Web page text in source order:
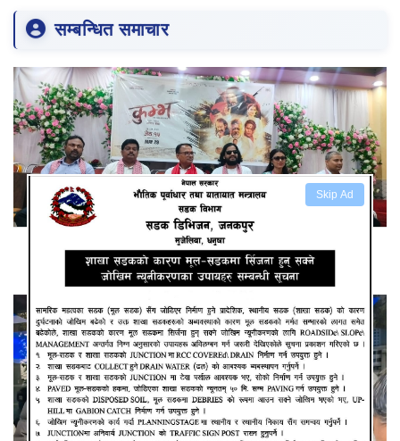
Skip Ad
सम्बन्धित समाचार
स्वर्गीय सुनिल थापाको अन्तिम चलचित्र कुम्भ